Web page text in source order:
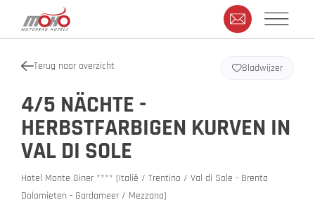
Terug naar overzicht
4/5 NÄCHTE -
HERBSTFARBIGEN KURVEN IN
VAL DI SOLE
Hotel Monte Giner **** (Italië / Trentino / Val di Sole - Brenta
Dolomieten - Gardameer / Mezzana)
Bladwijzer